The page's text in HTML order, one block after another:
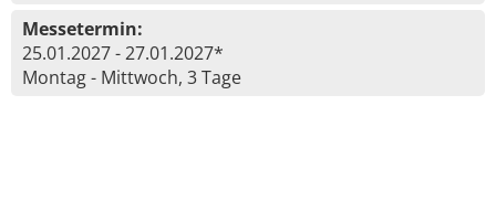
Messetermin:
25.01.2027 - 27.01.2027*
Montag - Mittwoch, 3 Tage